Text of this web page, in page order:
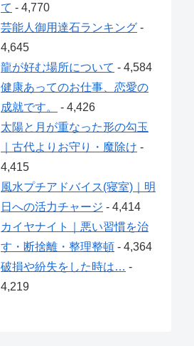
て - 4,770
芸能人御用達石ランキング -
4,645
龍が好む場所について - 4,584
健康あってのお仕事、恋愛の
成就です。
- 4,426
太陽と月が重なった形の勾玉
｜古代よりお守り・魔除け -
4,415
風水プチアドバイス(寝室)｜明
日への活力チャージ - 4,414
カイヤナイト｜悪い習慣を治
す・断捨離・整理整頓 - 4,364
破損や紛失をした時は… -
4,219